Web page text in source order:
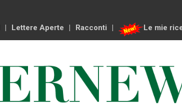
Lettere Aperte Racconti Le mie